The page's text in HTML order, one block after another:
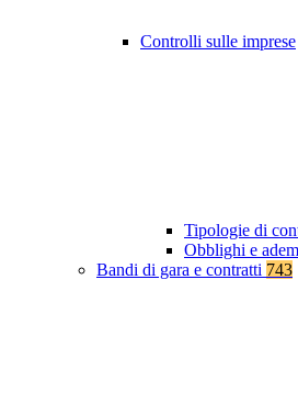
Controlli sulle imprese
Tipologie di
Obblighi e
Bandi di gara e contratti 743